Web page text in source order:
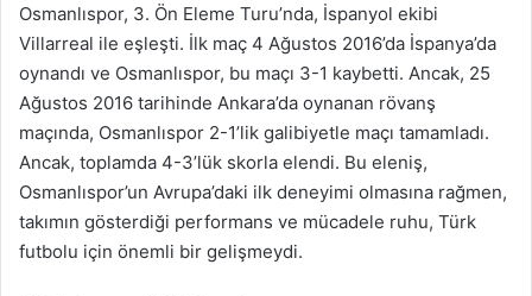
Osmanlıspor, 3. Ön Eleme Turu’nda, İspanyol ekibi
Villarreal ile eşleşti. İlk maç 4 Ağustos 2016’da İspanya’da
oynandı ve Osmanlıspor, bu maçı 3-1 kaybetti. Ancak, 25
Ağustos 2016 tarihinde Ankara’da oynanan rövanş
maçında, Osmanlıspor 2-1’lik galibiyetle maçı tamamladı.
Ancak, toplamda 4-3’lük skorla elendi. Bu eleniş,
Osmanlıspor’un Avrupa’daki ilk deneyimi olmasına rağmen,
takımın gösterdiği performans ve mücadele ruhu, Türk
futbolu için önemli bir gelişmeydi.